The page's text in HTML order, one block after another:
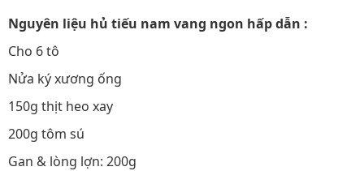
Nguyên liệu hủ tiếu nam vang ngon hấp dẫn :
Cho 6 tô
Nửa ký xương ống
150g thịt heo xay
200g tôm sú
Gan & lòng lợn: 200g